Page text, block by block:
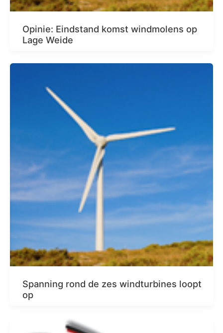
Opinie: Eindstand komst windmolens op
Lage Weide
Spanning rond de zes windturbines loopt
op